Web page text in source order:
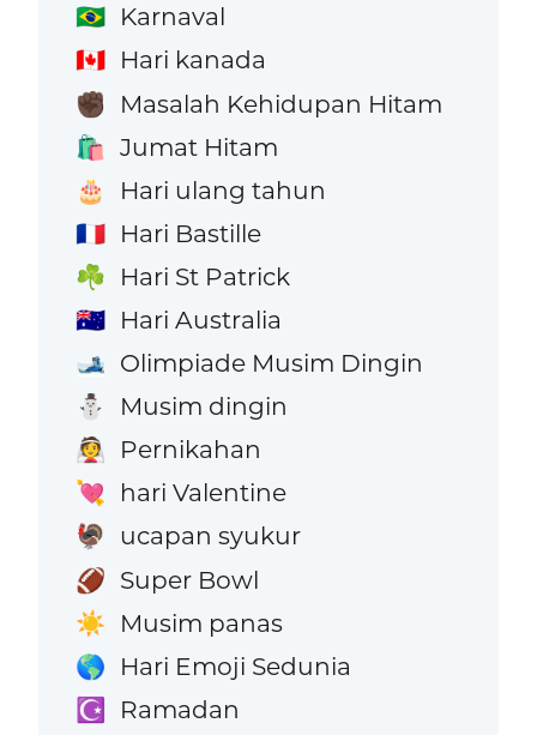
🇧🇷 Karnaval
🇨🇦 Hari kanada
✊🏿 Masalah Kehidupan Hitam
🛍️ Jumat Hitam
🎂 Hari ulang tahun
🇫🇷 Hari Bastille
☘️ Hari St Patrick
🇦🇺 Hari Australia
🎿 Olimpiade Musim Dingin
⛄ Musim dingin
👰 Pernikahan
💘 hari Valentine
🦃 ucapan syukur
🏈 Super Bowl
☀️ Musim panas
🌎 Hari Emoji Sedunia
☪️ Ramadan